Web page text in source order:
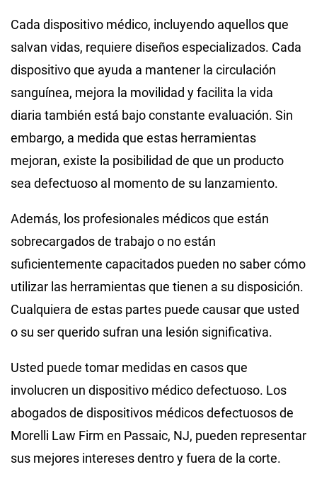
Cada dispositivo médico, incluyendo aquellos que
salvan vidas, requiere diseños especializados. Cada
dispositivo que ayuda a mantener la circulación
sanguínea, mejora la movilidad y facilita la vida
diaria también está bajo constante evaluación. Sin
embargo, a medida que estas herramientas
mejoran, existe la posibilidad de que un producto
sea defectuoso al momento de su lanzamiento.
Además, los profesionales médicos que están
sobrecargados de trabajo o no están
suficientemente capacitados pueden no saber cómo
utilizar las herramientas que tienen a su disposición.
Cualquiera de estas partes puede causar que usted
o su ser querido sufran una lesión significativa.
Usted puede tomar medidas en casos que
involucren un dispositivo médico defectuoso. Los
abogados de dispositivos médicos defectuosos de
Morelli Law Firm en Passaic, NJ, pueden representar
sus mejores intereses dentro y fuera de la corte.